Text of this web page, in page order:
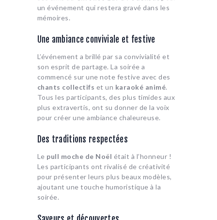
un événement qui restera gravé dans les
mémoires.
Une ambiance conviviale et festive
L’événement a brillé par sa convivialité et
son esprit de partage. La soirée a
commencé sur une note festive avec des
chants collectifs et un karaoké animé.
Tous les participants, des plus timides aux
plus extravertis, ont su donner de la voix
pour créer une ambiance chaleureuse.
Des traditions respectées
Le pull moche de Noël était à l’honneur !
Les participants ont rivalisé de créativité
pour présenter leurs plus beaux modèles,
ajoutant une touche humoristique à la
soirée.